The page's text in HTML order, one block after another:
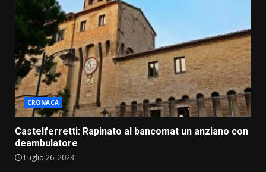
CRONACA
Castelferretti: Rapinato al bancomat un anziano con
deambulatore
Luglio 26, 2023